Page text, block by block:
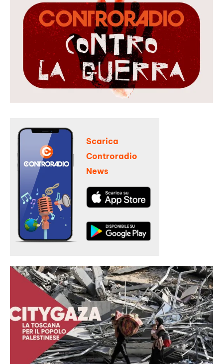
Scarica
Controradio
News